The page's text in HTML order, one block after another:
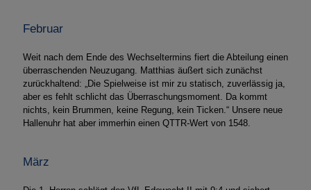
Februar
Weit nach dem Ende des Wechseltermins fiert die Abteilung einen
überraschenden Neuzugang. Matthias äußert sich zunächst
zurückhaltend: „Die Spielweise ist mir zu statisch, zuverlässig ja,
aber es fehlt schlicht das Überraschungsmoment. Da kommt
nichts, kein Brummen, keine Regung, kein Ticken.“ Unsere neue
Hallenuhr hat aber immerhin einen QTTR-Wert von 1548.
März